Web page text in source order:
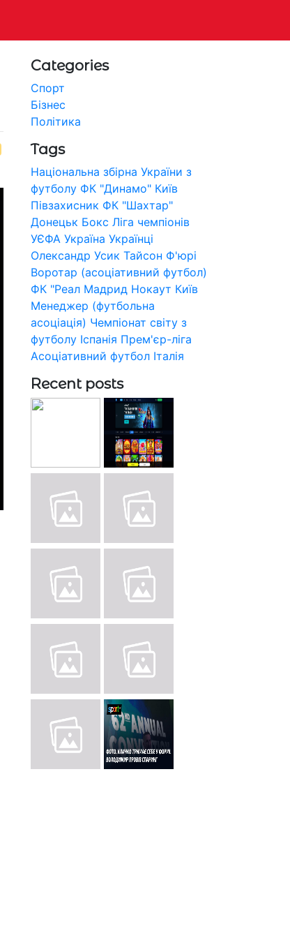
Categories
Спорт
Бізнес
Політика
Tags
Національна збірна України з
футболу ФК "Динамо" Київ
Півзахисник ФК "Шахтар"
Донецьк Бокс Ліга чемпіонів
УЄФА Україна Українці
Олександр Усик Тайсон Ф'юрі
Воротар (асоціативний футбол)
ФК "Реал Мадрид Нокаут Київ
Менеджер (футбольна
асоціація) Чемпіонат світу з
футболу Іспанія Прем'єр-ліга
Асоціативний футбол Італія
Recent posts